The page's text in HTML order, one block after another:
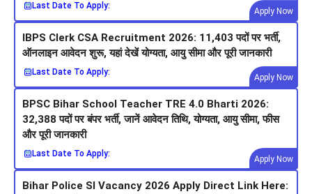
Last Date To Apply:
Apply Now
IBPS Clerk CSA Recruitment 2026: 11,403 पदों पर भर्ती,
ऑनलाइन आवेदन शुरू, यहां देखें योग्यता, आयु सीमा और पूरी जानकारी
Last Date To Apply:
Apply Now
BPSC Bihar School Teacher TRE 4.0 Bharti 2026:
32,388 पदों पर बंपर भर्ती, जानें आवेदन तिथि, योग्यता, आयु सीमा, फीस
और पूरी जानकारी
Last Date To Apply:
Apply Now
Bihar Police SI Vacancy 2026 Apply Direct Link Here: